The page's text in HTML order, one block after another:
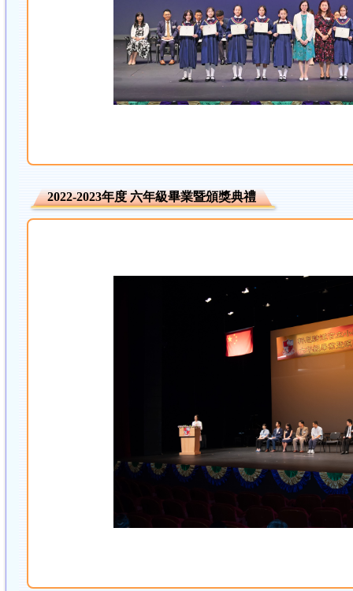
2022-2023年度 六年級畢業暨頒獎典禮